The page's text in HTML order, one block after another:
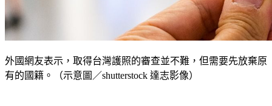
有的國籍。（示意圖／shutterstock 達志影像）